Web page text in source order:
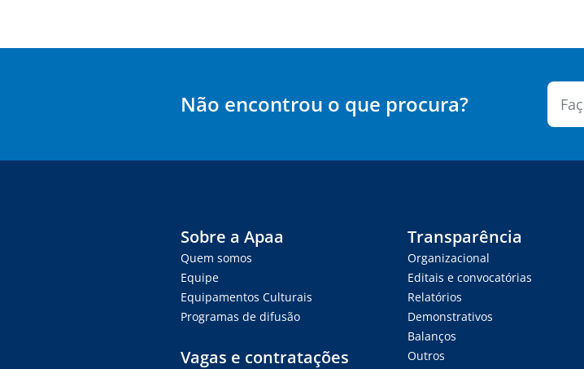
Não encontrou o que procura?
Sobre a Apaa
Quem somos
Equipe
Equipamentos Culturais
Programas de difusão
Vagas e contratações
Transparência
Organizacional
Editais e convocatórias
Relatórios
Demonstrativos
Balanços
Outros